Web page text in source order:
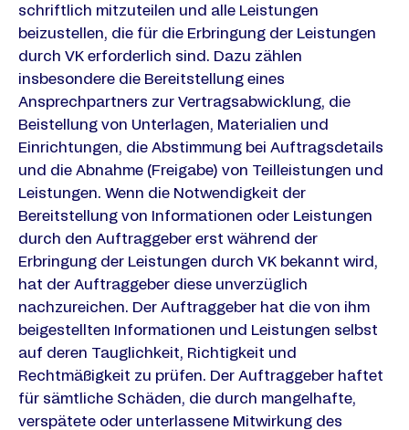
schriftlich mitzuteilen und alle Leistungen
beizustellen, die für die Erbringung der Leistungen
durch VK erforderlich sind. Dazu zählen
insbesondere die Bereitstellung eines
Ansprechpartners zur Vertragsabwicklung, die
Beistellung von Unterlagen, Materialien und
Einrichtungen, die Abstimmung bei Auftragsdetails
und die Abnahme (Freigabe) von Teilleistungen und
Leistungen. Wenn die Notwendigkeit der
Bereitstellung von Informationen oder Leistungen
durch den Auftraggeber erst während der
Erbringung der Leistungen durch VK bekannt wird,
hat der Auftraggeber diese unverzüglich
nachzureichen. Der Auftraggeber hat die von ihm
beigestellten Informationen und Leistungen selbst
auf deren Tauglichkeit, Richtigkeit und
Rechtmäßigkeit zu prüfen. Der Auftraggeber haftet
für sämtliche Schäden, die durch mangelhafte,
verspätete oder unterlassene Mitwirkung des